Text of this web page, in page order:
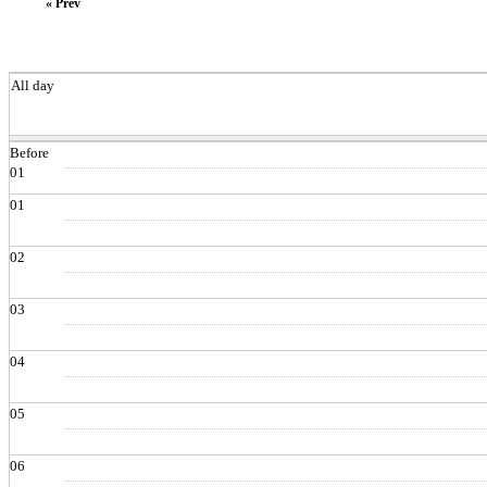
« Prev
All day
Before
01
01
02
03
04
05
06